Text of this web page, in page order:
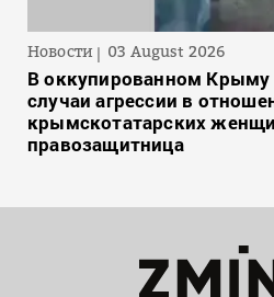
Новости 03 August 2026
В оккупированном
случаи агрессии в
крымскотатарских
правозащитница